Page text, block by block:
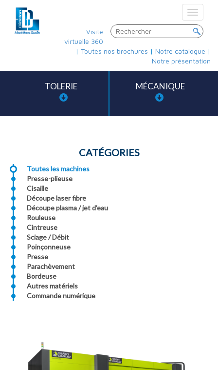
Toggle
Visite
virtuelle 360
| Toutes nos brochures | Notre catalogue |
Notre présentation
TOLERIE MÉCANIQUE
CATÉGORIES
Toutes les machines
Presse-plieuse
Cisaille
Découpe laser fibre
Découpe plasma / jet d'eau
Rouleuse
Cintreuse
Sciage / Débit
Poinçonneuse
Presse
Parachèvement
Bordeuse
Autres matériels
Commande numérique